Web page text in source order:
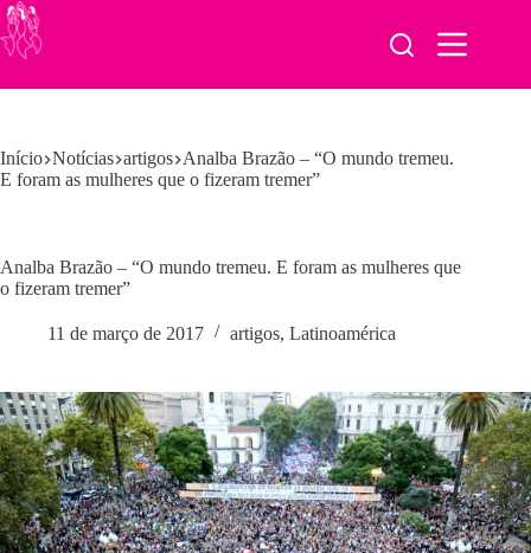
Pular
para
o
Início Notícias artigos Analba Brazão – “O mundo tremeu.
E foram as mulheres que o fizeram tremer”
Analba Brazão – “O mundo tremeu. E foram as mulheres que
o fizeram tremer”
11 de março de 2017 artigos, Latinoamérica